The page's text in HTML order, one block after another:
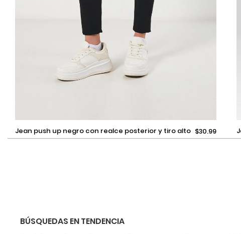
Selecciona una talla $30.99
jean push up negro con realce posterior y tiro alto
BÚSQUEDAS EN TENDENCIA